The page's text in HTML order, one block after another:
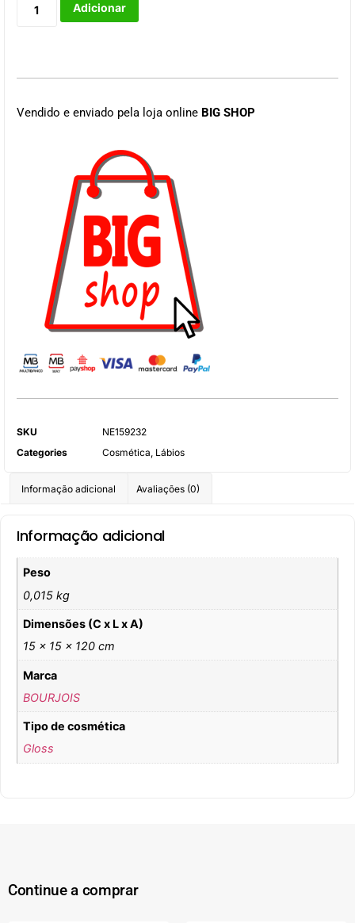
Adicionar
Vendido e enviado pela loja online BIG SHOP
SKU
NE159232
Categories
Cosmética, Lábios
Informação adicional Avaliações (0)
Informação adicional
Peso
0,015 kg
Dimensões (C x L x A)
15 × 15 × 120 cm
Marca
BOURJOIS
Tipo de cosmética
Gloss
Continue a comprar